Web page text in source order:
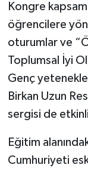
Kongre
öğrencilere
oturumlar ve
Toplumsal İyi
Genç
Birkan Uzun
sergisi de
Eğitim
Cumhuriyeti